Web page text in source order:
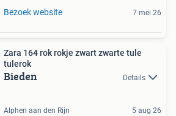
Bezoek website 7 mei 26
Zara 164 rok rokje zwart zwarte tule
tulerok
Bieden Details
Alphen aan den Rijn 5 aug 26